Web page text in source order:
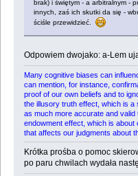
brak) i świętym - a arbitralnym -
innych, zaś ich skutki da się -
ściśle przewidzieć.
Odpowiem dwojako: a-Lem
Many cognitive biases can
can mention, for instance,
proof of our own beliefs and to
the illusory truth effect, which is
as much more accurate and
endowment effect, which is
that affects our judgments about
Krótka prośba o pomoc
po paru chwilach wydała